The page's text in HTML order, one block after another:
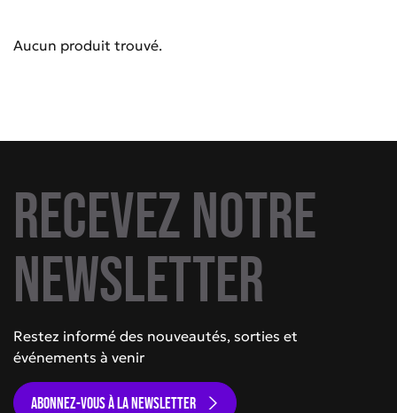
Aucun produit trouvé.
Recevez notre
newsletter
Restez informé des nouveautés, sorties et
événements à venir
ABONNEZ-VOUS À LA NEWSLETTER